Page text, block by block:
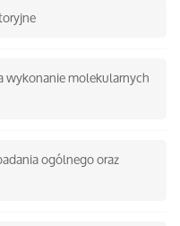
wykonanie molekularnych
ogólnego oraz